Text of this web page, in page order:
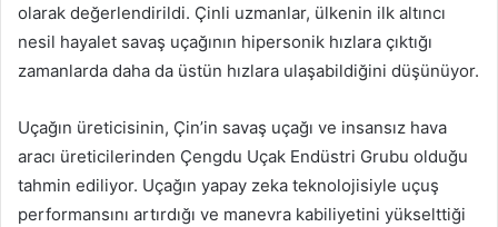
olarak değerlendirildi. Çinli uzmanlar, ülkenin ilk altıncı
nesil hayalet savaş uçağının hipersonik hızlara çıktığı
zamanlarda daha da üstün hızlara ulaşabildiğini düşünüyor.
Uçağın üreticisinin, Çin’in savaş uçağı ve insansız hava
aracı üreticilerinden Çengdu Uçak Endüstri Grubu olduğu
tahmin ediliyor. Uçağın yapay zeka teknolojisiyle uçuş
performansını artırdığı ve manevra kabiliyetini yükselttiği